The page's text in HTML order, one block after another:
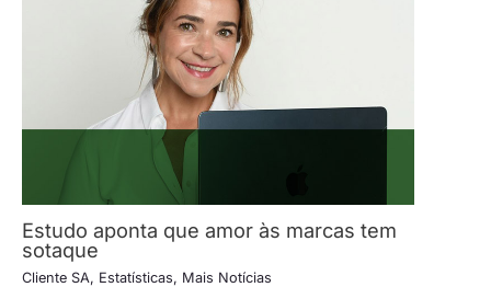
Estudo aponta que amor às marcas tem
sotaque
Cliente SA, Estatísticas, Mais Notícias